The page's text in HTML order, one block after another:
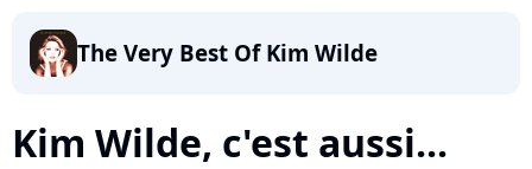
The Very Best Of Kim Wilde
Kim Wilde, c'est aussi...